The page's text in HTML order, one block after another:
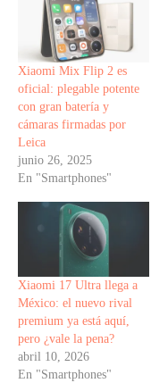
Xiaomi Mix Flip 2 es
oficial: plegable potente
con gran batería y
cámaras firmadas por
Leica
junio 26, 2025
En "Smartphones"
Xiaomi 17 Ultra llega a
México: el nuevo rival
premium ya está aquí,
pero ¿vale la pena?
abril 10, 2026
En "Smartphones"